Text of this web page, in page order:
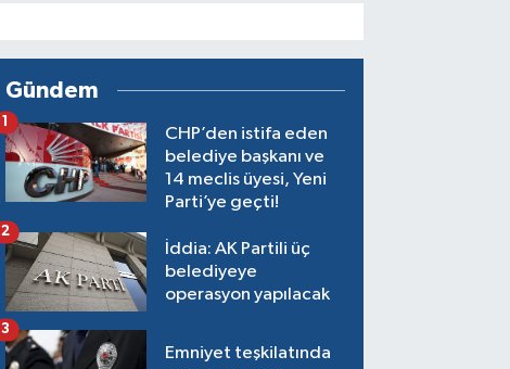
Gündem
CHP’den istifa eden
belediye başkanı ve
14 meclis üyesi, Yeni
Parti’ye geçti!
1
İddia: AK Partili üç
belediyeye
operasyon yapılacak
2
Emniyet teşkilatında
3